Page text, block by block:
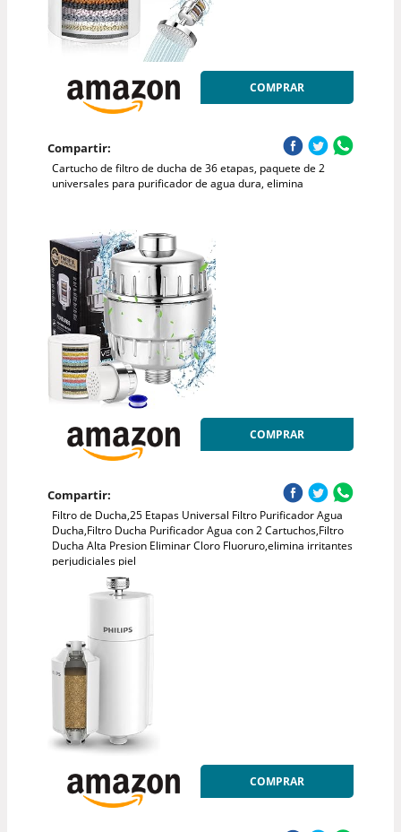
COMPRAR
Compartir:
Cartucho de filtro de ducha de 36 etapas, paquete de 2
universales para purificador de agua dura, elimina
COMPRAR
Compartir:
Filtro de Ducha,25 Etapas Universal Filtro Purificador Agua
Ducha,Filtro Ducha Purificador Agua con 2 Cartuchos,Filtro
Ducha Alta Presion Eliminar Cloro Fluoruro,elimina irritantes
perjudiciales piel
COMPRAR